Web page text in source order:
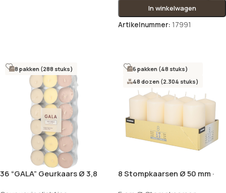
In winkelwagen
Artikelnummer: 17991
8 pakken (288 stuks)
36 “GALA” Geurkaars Ø 3,8
6 pakken (48 stuks)
48 dozen (2.304 stuks)
8 Stompkaarsen Ø 50 mm ·